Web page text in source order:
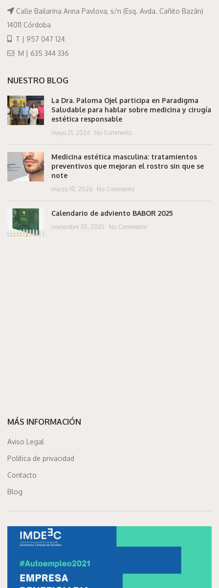
Calle Bailarina Anna Pavlova, s/n (Esq. Avda. Cañito Bazán)
14011 Córdoba
T | 957 047 124
M | 635 344 336
NUESTRO BLOG
La Dra. Paloma Ojel participa en Paradigma
Saludable para hablar sobre medicina y cirugía
estética responsable
mayo 21, 2026 No Comments
Medicina estética masculina: tratamientos
preventivos que mejoran el rostro sin que se
note
marzo 10, 2026 No Comments
Calendario de adviento BABOR 2025
noviembre 30, 2025 No Comments
MÁS INFORMACIÓN
Aviso Legal
Política de privacidad
Contacto
Blog